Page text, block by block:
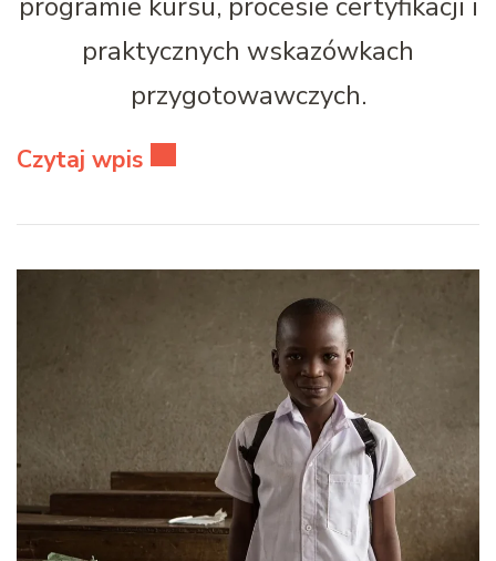
praktycznych wskazówkach
przygotowawczych.
Czytaj wpis